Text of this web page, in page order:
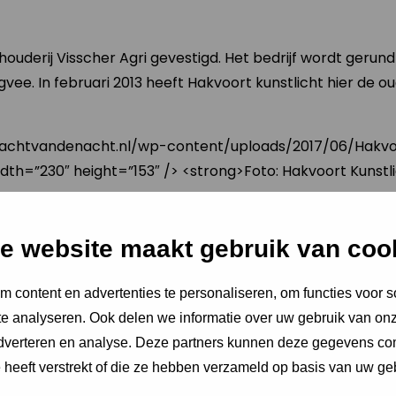
website maakt gebruik van
content en advertenties te personaliseren, om functies voor
analyseren. Ook delen we informatie over uw gebruik van
en analyse. Deze partners kunnen deze gegevens
verstrekt of die ze hebben verzameld op basis van uw
Visscher Agri gevestigd. Het bedrijf wordt
In februari 2013 heeft Hakvoort kunstlicht hier de
wp-content/uploads/2017/06/
height=”153″ /> <strong>Foto: Hakvoort
LED-kunstlicht armaturen, welke zijn voorzien van
Iedere armatuur is voorzien van een
kan worden. In plaats van regeling per ruimte is
vervangen van de oude verlichting naar de nieuwe
het melkvee te verhogen, en hierbij ook door
tijdens hun werkzaamheden. Ten tweede het